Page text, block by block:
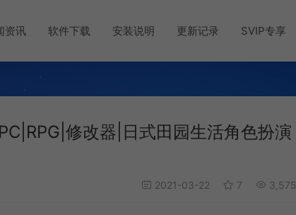
资讯 软件下载 安装说明 更新记录 SVIP专享
修改器|日式田园生活角色扮演
2021-03-22 7 3,575